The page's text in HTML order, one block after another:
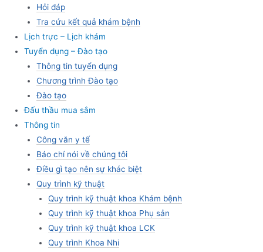
Hỏi đáp
Tra cứu kết quả khám bệnh
Lịch trực – Lịch khám
Tuyển dụng – Đào tạo
Thông tin tuyển dụng
Chương trình Đào tạo
Đào tạo
Đấu thầu mua sắm
Thông tin
Công văn y tế
Báo chí nói về chúng tôi
Điều gì tạo nên sự khác biệt
Quy trình kỹ thuật
Quy trình kỹ thuật khoa Khám bệnh
Quy trình kỹ thuật khoa Phụ sản
Quy trình kỹ thuật khoa LCK
Quy trình Khoa Nhi